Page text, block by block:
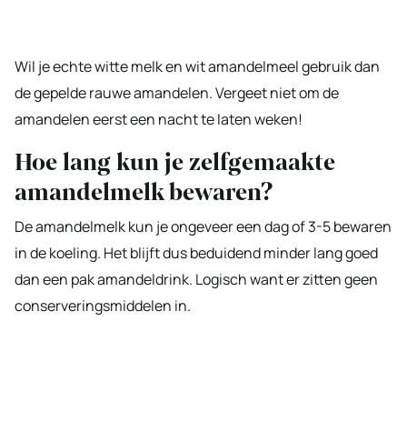
Wil je echte witte melk en wit amandelmeel gebruik dan
de gepelde rauwe amandelen. Vergeet niet om de
amandelen eerst een nacht te laten weken!
Hoe lang kun je zelfgemaakte
amandelmelk bewaren?
De amandelmelk kun je ongeveer een dag of 3-5 bewaren
in de koeling. Het blijft dus beduidend minder lang goed
dan een pak amandeldrink. Logisch want er zitten geen
conserveringsmiddelen in.